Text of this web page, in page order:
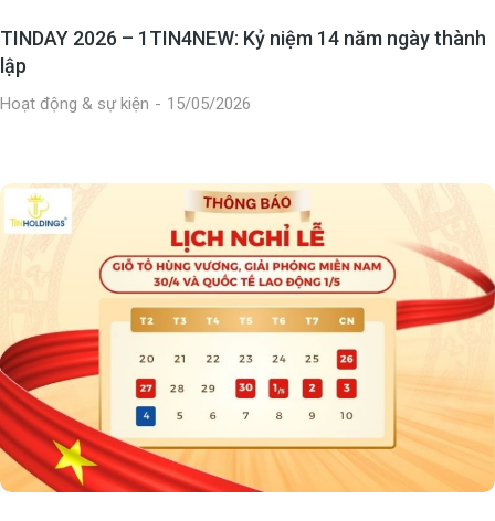
TINDAY 2026 – 1TIN4NEW: Kỷ niệm 14 năm ngày thành
lập
Hoạt động & sự kiện 15/05/2026